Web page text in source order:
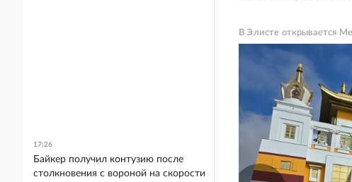
В Элисте открывается
17:26
Байкер получил контузию после
столкновения с вороной на скорости